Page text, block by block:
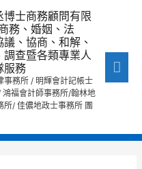
博士商務顧問有限
務、婚姻、法
議、協商、和解、
調查暨各類專業人
服務
事務所 / 明輝會計記帳士
鴻福會計師事務所/翰林地
所/ 佳儂地政士事務所 團
選